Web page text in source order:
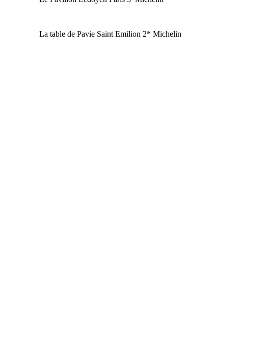
La table de Pavie Saint Emilion 2* Michelin